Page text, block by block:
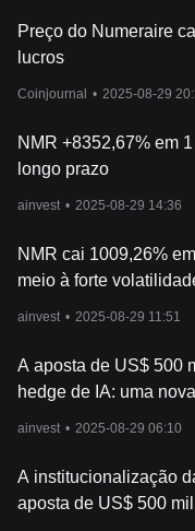
Preço do Numeraire
lucros
Coinjournal • 2025-08-29
NMR +8352,67% em
longo prazo
ainvest • 2025-08-29 14:36
NMR cai 1009,26%
meio à forte
ainvest • 2025-08-29 11:51
A aposta de US$ 500
hedge de IA: uma
ainvest • 2025-08-29 06:10
A institucionalização
aposta de US$ 500